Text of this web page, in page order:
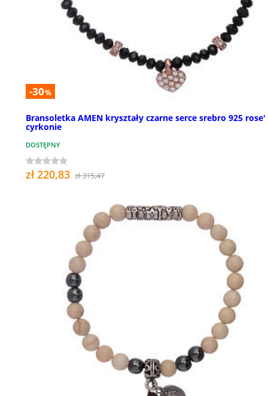
-30%
Bransoletka AMEN kryształy czarne serce srebro 925 rose'
cyrkonie
DOSTĘPNY
zł 220,83 zł 315,47